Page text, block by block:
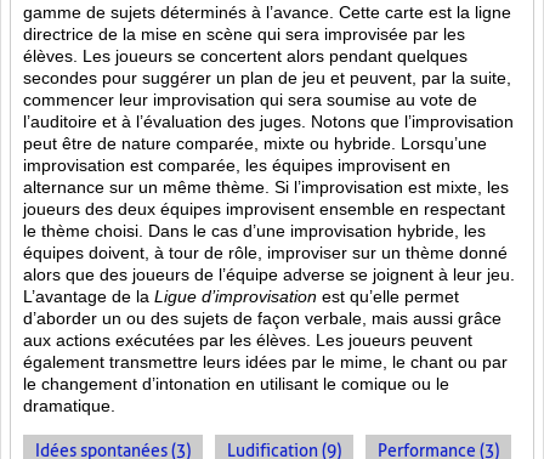
gamme de sujets déterminés à l’avance. Cette carte est la ligne
directrice de la mise en scène qui sera improvisée par les
élèves. Les joueurs se concertent alors pendant quelques
secondes pour suggérer un plan de jeu et peuvent, par la suite,
commencer leur improvisation qui sera soumise au vote de
l’auditoire et à l’évaluation des juges. Notons que l’improvisation
peut être de nature comparée, mixte ou hybride. Lorsqu’une
improvisation est comparée, les équipes improvisent en
alternance sur un même thème. Si l’improvisation est mixte, les
joueurs des deux équipes improvisent ensemble en respectant
le thème choisi. Dans le cas d’une improvisation hybride, les
équipes doivent, à tour de rôle, improviser sur un thème donné
alors que des joueurs de l’équipe adverse se joignent à leur jeu.
L’avantage de la Ligue d’improvisation est qu’elle permet
d’aborder un ou des sujets de façon verbale, mais aussi grâce
aux actions exécutées par les élèves. Les joueurs peuvent
également transmettre leurs idées par le mime, le chant ou par
le changement d’intonation en utilisant le comique ou le
dramatique.
Idées spontanées (3) Ludification (9) Performance (3)